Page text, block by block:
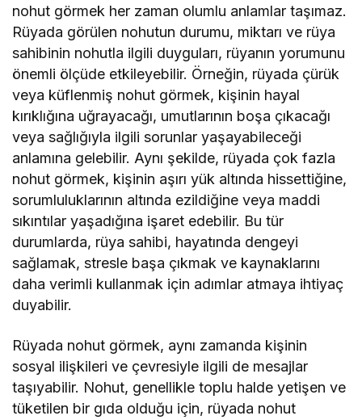
nohut görmek her zaman olumlu anlamlar taşımaz.
Rüyada görülen nohutun durumu, miktarı ve rüya
sahibinin nohutla ilgili duyguları, rüyanın yorumunu
önemli ölçüde etkileyebilir. Örneğin, rüyada çürük
veya küflenmiş nohut görmek, kişinin hayal
kırıklığına uğrayacağı, umutlarının boşa çıkacağı
veya sağlığıyla ilgili sorunlar yaşayabileceği
anlamına gelebilir. Aynı şekilde, rüyada çok fazla
nohut görmek, kişinin aşırı yük altında hissettiğine,
sorumluluklarının altında ezildiğine veya maddi
sıkıntılar yaşadığına işaret edebilir. Bu tür
durumlarda, rüya sahibi, hayatında dengeyi
sağlamak, stresle başa çıkmak ve kaynaklarını
daha verimli kullanmak için adımlar atmaya ihtiyaç
duyabilir.
Rüyada nohut görmek, aynı zamanda kişinin
sosyal ilişkileri ve çevresiyle ilgili de mesajlar
taşıyabilir. Nohut, genellikle toplu halde yetişen ve
tüketilen bir gıda olduğu için, rüyada nohut